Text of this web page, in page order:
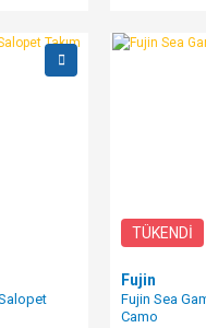
TÜKENDİ
Fujin
Fujin Sea
Camo